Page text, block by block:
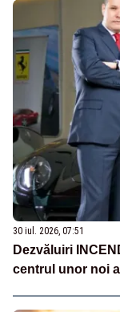
30 iul. 2026, 07:51
Dezvăluiri
centrul unor noi